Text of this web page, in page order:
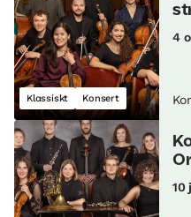
Klassiskt Konsert
4
10